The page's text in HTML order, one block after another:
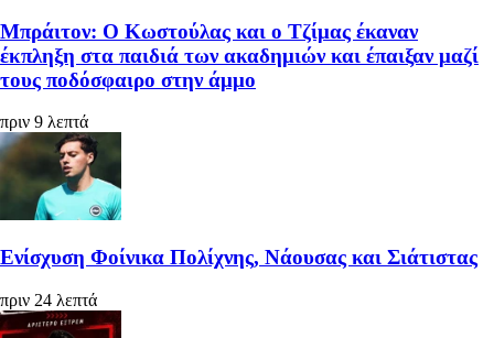
Μπράιτον: Ο Κωστούλας και ο Τζίμας έκαναν
έκπληξη στα παιδιά των ακαδημιών και έπαιξαν μαζί
τους ποδόσφαιρο στην άμμο
πριν 9 λεπτά
Ενίσχυση Φοίνικα Πολίχνης, Νάουσας και Σιάτιστας
πριν 24 λεπτά